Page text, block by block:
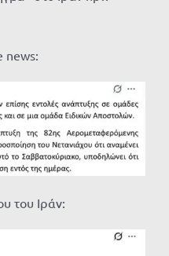
news:
του Ιράν: